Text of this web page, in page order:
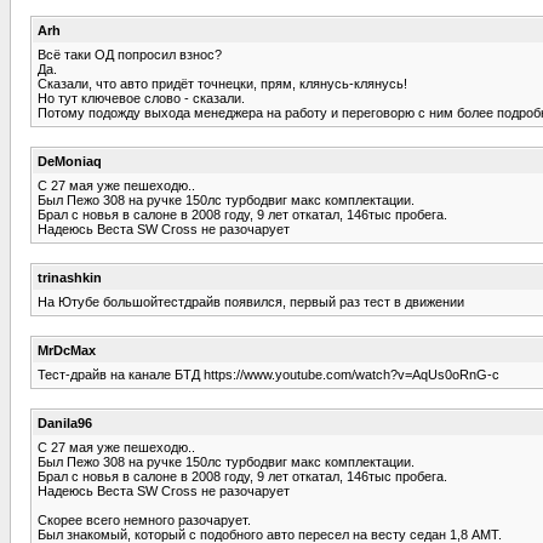
Arh
Всё таки ОД попросил взнос?
Да.
Сказали, что авто придёт точнецки, прям, клянусь-клянусь!
Но тут ключевое слово - сказали.
Потому подожду выхода менеджера на работу и переговорю с ним более
DeMoniaq
С 27 мая уже пешеходю..
Был Пежо 308 на ручке 150лс турбодвиг макс комплектации.
Брал с новья в салоне в 2008 году, 9 лет откатал, 146тыс пробега.
Надеюсь Веста SW Cross не разочарует
trinashkin
На Ютубе большойтестдрайв появился, первый раз тест в движении
MrDcMax
Тест-драйв на канале БТД https://www.youtube.com/watch?v=AqUs0oRnG-c
Danila96
С 27 мая уже пешеходю..
Был Пежо 308 на ручке 150лс турбодвиг макс комплектации.
Брал с новья в салоне в 2008 году, 9 лет откатал, 146тыс пробега.
Надеюсь Веста SW Cross не разочарует
Скорее всего немного разочарует.
Был знакомый, который с подобного авто пересел на весту седан 1,8 АМТ.